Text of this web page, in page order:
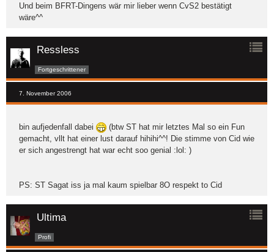
Und beim BFRT-Dingens wär mir lieber wenn CvS2 bestätigt
wäre^^
Ressless
Fortgeschrittener
7. November 2006
bin aufjedenfall dabei
(btw ST hat mir letztes Mal so ein Fun
gemacht, vllt hat einer lust darauf hihihi^^! Die stimme von Cid wie
er sich angestrengt hat war echt soo genial :lol: )
PS: ST Sagat iss ja mal kaum spielbar 8O respekt to Cid
Ultima
Profi